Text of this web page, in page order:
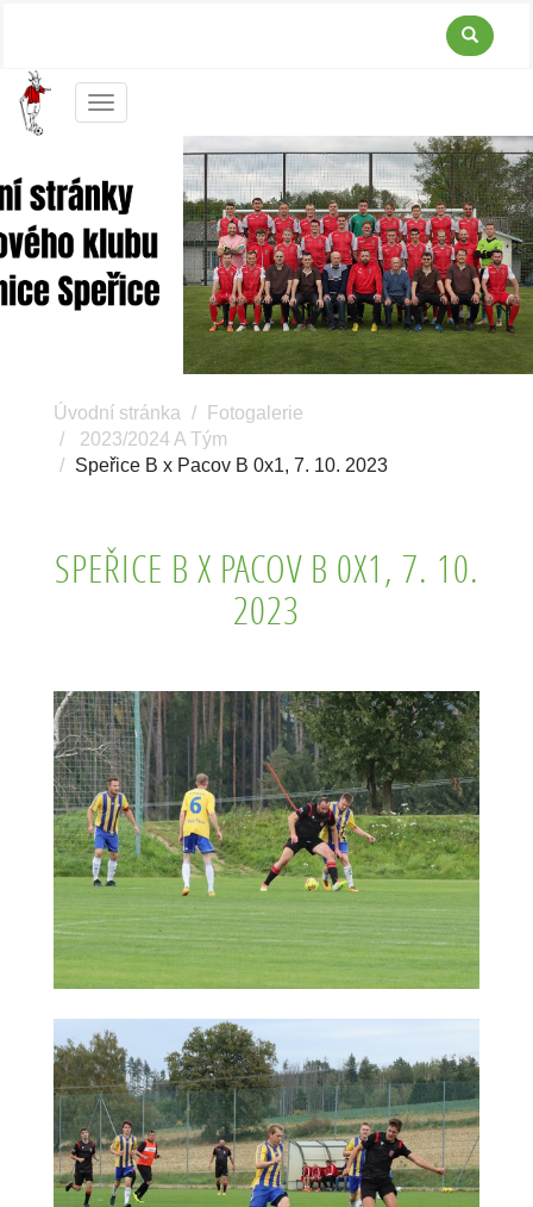
Menu
Úvodní stránka
Fotogalerie
2023/2024 A Tým
Speřice B x Pacov B 0x1, 7. 10. 2023
SPEŘICE B X PACOV B 0X1, 7. 10.
2023